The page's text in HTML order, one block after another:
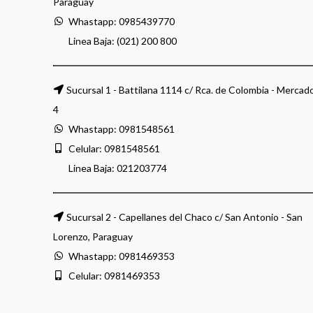
Whastapp: 0985439770
Linea Baja: (021) 200 800
Sucursal 1 - Battilana 1114 c/ Rca. de Colombia -
4
Whastapp: 0981548561
Celular: 0981548561
Linea Baja: 021203774
Sucursal 2 - Capellanes del Chaco c/ San Antonio - San
Lorenzo, Paraguay
Whastapp: 0981469353
Celular: 0981469353